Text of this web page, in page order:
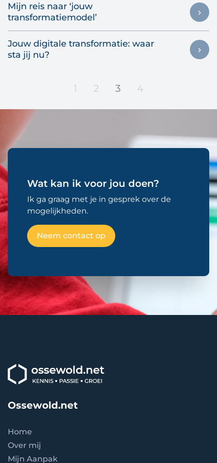
Mijn reis naar ‘jouw
transformatiemodel’
Jouw digitale transformatie: waar
sta jij nu?
1 2 3 4
Wat kan ik voor jou doen?
Ik ga graag met je in gesprek over de
mogelijkheden.
Neem contact op
Ossewold.net
Home
Over mij
Mijn Aanpak